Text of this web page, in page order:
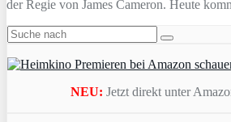
der Regie von James Cameron. Heute
NEU: Jetzt direkt unter